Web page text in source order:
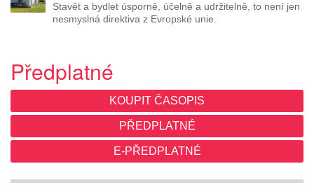
Stavět a bydlet úsporně, účelně a udržitelně, to není jen
nesmyslná direktiva z Evropské unie.
Předplatné
KOUPIT ČASOPIS
PŘEDPLATNÉ
E-PŘEDPLATNÉ